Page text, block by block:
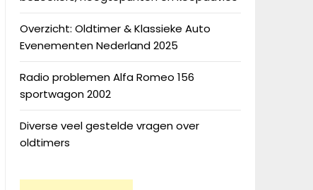
Overzicht: Oldtimer & Klassieke Auto
Evenementen Nederland 2025
Radio problemen Alfa Romeo 156
sportwagon 2002
Diverse veel gestelde vragen over
oldtimers